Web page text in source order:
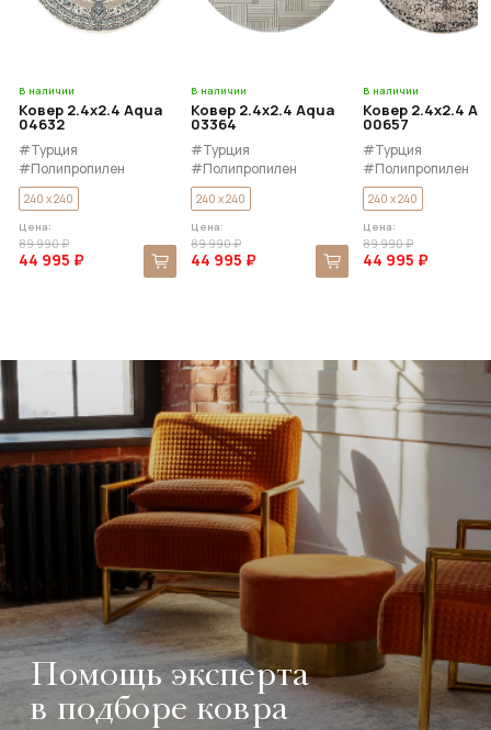
В наличии
Ковер 2.4x2.4 Aqua
04632
#Турция
#Полипропилен
240 x 240
Цена:
89 990 ₽
44 995 ₽
В наличии
Ковер 2.4x2.4 Aqua
03364
#Турция
#Полипропилен
240 x 240
Цена:
89 990 ₽
44 995 ₽
В наличии
Ковер 2.4x2.4
00657
#Турция
#Полипропилен
240 x 240
Цена:
89 990 ₽
44 995 ₽
Помощь эксперта
в подборе ковра